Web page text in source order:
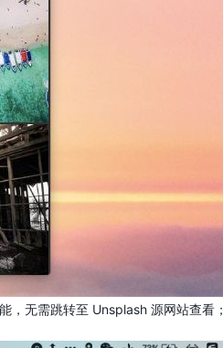
无需跳转至 Unsplash 源网站查看；